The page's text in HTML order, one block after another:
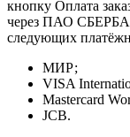
кнопку Оплата
через ПАО
следующих
МИР;
VISA
Mastercard
JCB.